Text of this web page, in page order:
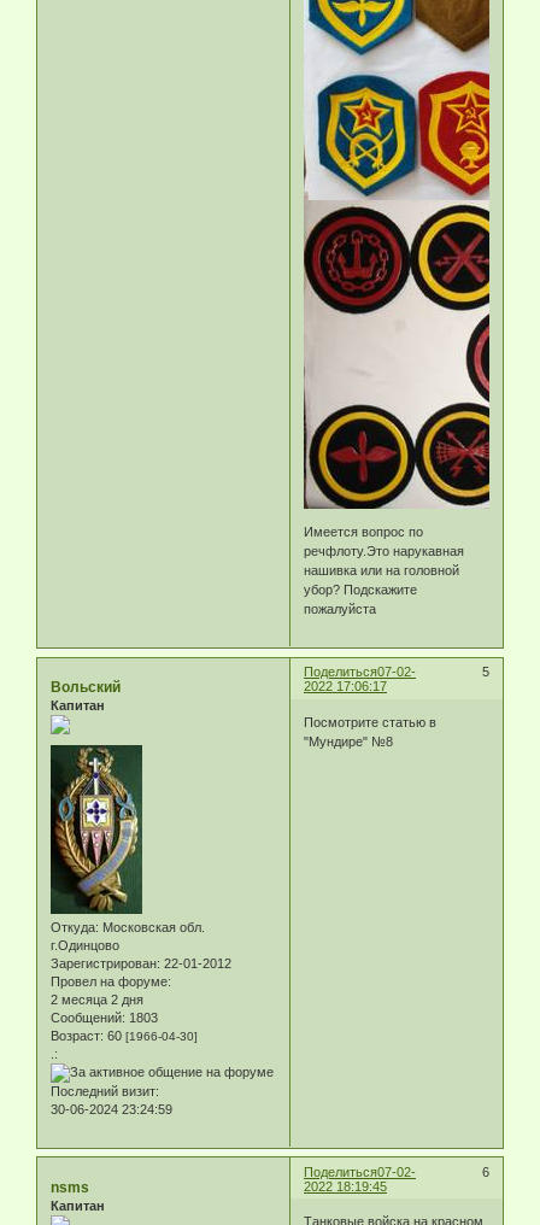
Имеется вопрос по
речфлоту.Это нарукавная
нашивка или на головной
убор? Подскажите
пожалуйста
Поделиться 5
07-02-
2022 17:06:17
Вольский
Капитан
Откуда: Московская обл.
г.Одинцово
Зарегистрирован: 22-01-2012
Провел на форуме:
2 месяца 2 дня
Сообщений: 1803
Возраст: 60 [1966-04-30]
.:
Последний визит:
30-06-2024 23:24:59
Посмотрите статью в
"Мундире" №8
Поделиться 6
07-02-
2022 18:19:45
nsms
Капитан
Танковые войска на красном